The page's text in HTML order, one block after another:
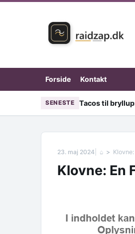
Forside Kontakt
SENESTE Tacos til
23. maj 2024 ⌂
Klovne: En